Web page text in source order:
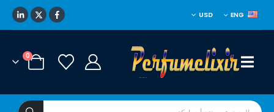
ENG
USD
0